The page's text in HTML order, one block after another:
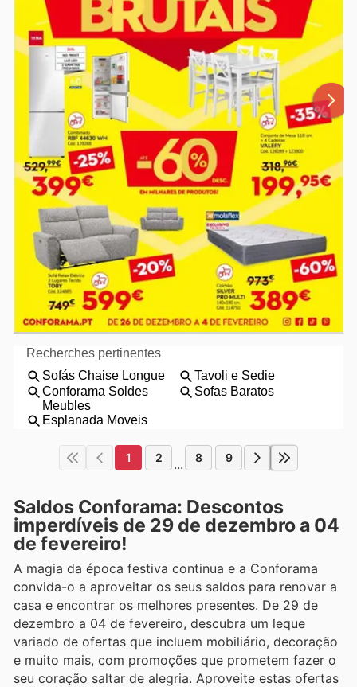
1 2 ... 8 9
Saldos Conforama: Descontos
imperdíveis de 29 de dezembro a 04
de fevereiro!
A magia da época festiva continua e a Conforama
convida-o a aproveitar os seus saldos para renovar a
casa e encontrar os melhores presentes. De 29 de
dezembro a 04 de fevereiro, descubra um leque
variado de ofertas que incluem mobiliário, decoração
e muito mais, com promoções que prometem fazer o
seu coração saltar de alegria. Aproveite estas ofertas